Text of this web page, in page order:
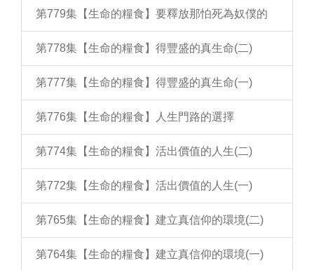
第779集【生命的糧食】要釋放那怕死為奴僕的
第778集【生命的糧食】得豐盛的真生命(二)
第777集【生命的糧食】得豐盛的真生命(一)
第776集【生命的糧食】人生門路的選擇
第774集【生命的糧食】活出價值的人生(二)
第772集【生命的糧食】活出價值的人生(一)
第765集【生命的糧食】建立真信仰的環境(二)
第764集【生命的糧食】建立真信仰的環境(一)